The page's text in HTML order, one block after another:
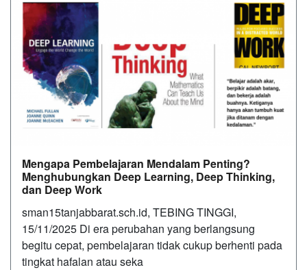
Mengapa Pembelajaran Mendalam Penting?
Menghubungkan Deep Learning, Deep Thinking,
dan Deep Work
sman15tanjabbarat.sch.id, TEBING TINGGI,
15/11/2025 Di era perubahan yang berlangsung
begitu cepat, pembelajaran tidak cukup berhenti pada
tingkat hafalan atau seka